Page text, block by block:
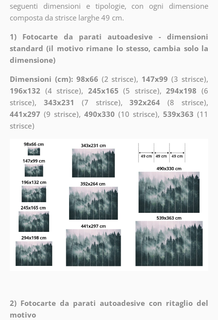
seguenti dimensioni e tipologie, con ogni dimensione
composta da strisce larghe 49 cm.
1) Fotocarte da parati autoadesive - dimensioni
standard (il motivo rimane lo stesso, cambia solo la
dimensione)
Dimensioni (cm): 98x66 (2 strisce), 147x99 (3 strisce),
196x132 (4 strisce), 245x165 (5 strisce),294x198 (6
strisce), 343x231 (7 strisce),392x264 (8 strisce),
441x297 (9 strisce), 490x330 (10 strisce),539x363 (11
strisce)
2) Fotocarte da parati autoadesive con ritaglio del
motivo